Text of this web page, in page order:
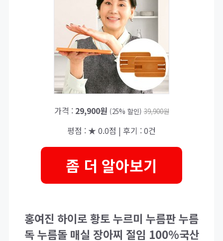
가격 : 29,900원 (25% 할인) 39,900원
평점 : ★ 0.0점 | 후기 : 0건
좀 더 알아보기
홍여진 하이로 황토 누르미 누름판 누름
독 누름돌 매실 장아찌 절임 100%국산